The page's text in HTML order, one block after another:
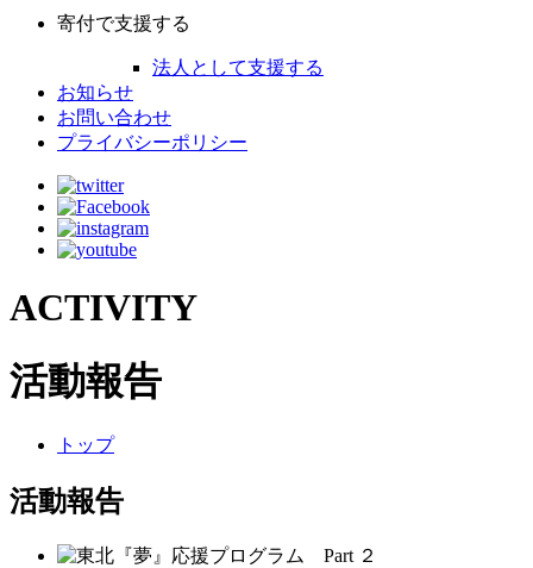
寄付で支援する
法人として支援する
お知らせ
お問い合わせ
プライバシーポリシー
ACTIVITY
活動報告
トップ
活動報告